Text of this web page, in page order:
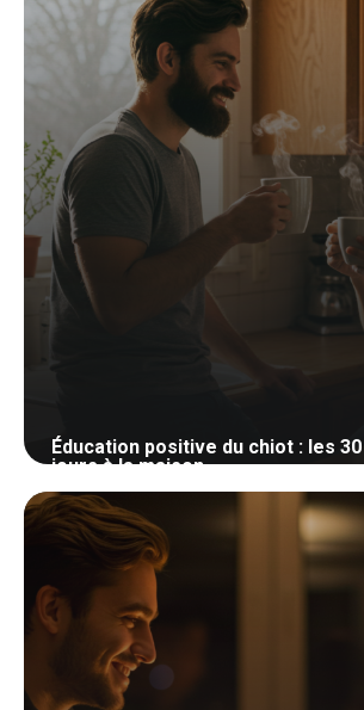
Éducation positive du chiot : les
jours à la maison
27 mai 2026